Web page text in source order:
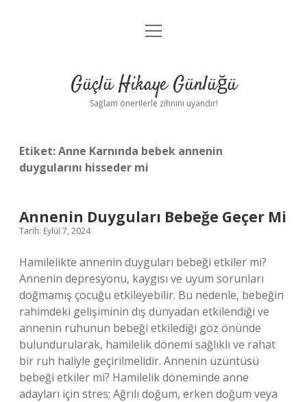
Anasayfa
Yasal Uyarı
menüyü
Güçlü Hikaye Günlüğü
Sağlam önerilerle zihnini uyandır!
Etiket:Anne Karnında bebek annenin
duygularını hisseder mi
Annenin Duyguları Bebeğe Geçer Mi
Tarih: Eylül 7, 2024
Hamilelikte annenin duyguları bebeği etkiler mi?
Annenin depresyonu, kaygısı ve uyum sorunları
doğmamış çocuğu etkileyebilir. Bu nedenle, bebeğin
rahimdeki gelişiminin dış dünyadan etkilendiği ve
annenin ruhunun bebeği etkilediği göz önünde
bulundurularak, hamilelik dönemi sağlıklı ve rahat
bir ruh haliyle geçirilmelidir. Annenin üzüntüsü
bebeği etkiler mi? Hamilelik döneminde anne
adayları için stres; Ağrılı doğum, erken doğum veya